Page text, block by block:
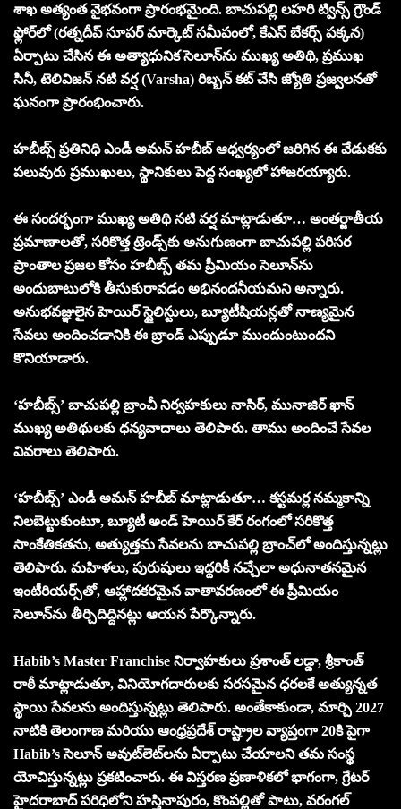
శాఖ అత్యంత వైభవంగా ప్రారంభమైంది. బాచుపల్లి లహరి ట్విన్స్ గ్రౌండ్
ఫ్లోర్‌లో (రత్నదీప్ సూపర్ మార్కెట్ సమీపంలో, కేఎస్ బేకర్స్ పక్కన)
ఏర్పాటు చేసిన ఈ అత్యాధునిక సెలూన్‌ను ముఖ్య అతిథి, ప్రముఖ
సినీ, టెలివిజన్ నటి వర్ష (Varsha) రిబ్బన్ కట్ చేసి జ్యోతి ప్రజ్వలనతో
ఘనంగా ప్రారంభించారు.
హబీబ్స్ ప్రతినిధి ఎండీ అమన్ హబీబ్ ఆధ్వర్యంలో జరిగిన ఈ వేడుకకు
పలువురు ప్రముఖులు, స్థానికులు పెద్ద సంఖ్యలో హాజరయ్యారు.
ఈ సందర్భంగా ముఖ్య అతిథి నటి వర్ష మాట్లాడుతూ… అంతర్జాతీయ
ప్రమాణాలతో, సరికొత్త ట్రెండ్స్‌కు అనుగుణంగా బాచుపల్లి పరిసర
ప్రాంతాల ప్రజల కోసం హబీబ్స్ తమ ప్రీమియం సెలూన్‌ను
అందుబాటులోకి తీసుకురావడం అభినందనీయమని అన్నారు.
అనుభవజ్ఞులైన హెయిర్ స్టైలిస్టులు, బ్యూటీషియన్లతో నాణ్యమైన
సేవలు అందించడానికి ఈ బ్రాండ్ ఎప్పుడూ ముందుంటుందని
కొనియాడారు.
‘హబీబ్స్’ బాచుపల్లి బ్రాంచీ నిర్వ‌హ‌కులు నాసిర్, మునాజిర్ ఖాన్
ముఖ్య అతిథుల‌కు ధ‌న్య‌వాదాలు తెలిపారు. తాము అందించే సేవ‌ల
వివ‌రాలు తెలిపారు.
‘హబీబ్స్’ ఎండీ అమన్ హబీబ్ మాట్లాడుతూ… కస్టమర్ల నమ్మకాన్ని
నిలబెట్టుకుంటూ, బ్యూటీ అండ్ హెయిర్ కేర్ రంగంలో సరికొత్త
సాంకేతికతను, అత్యుత్తమ సేవలను బాచుపల్లి బ్రాంచ్‌లో అందిస్తున్నట్లు
తెలిపారు. మహిళలు, పురుషులు ఇద్దరికీ నచ్చేలా అధునాతనమైన
ఇంటీరియర్స్‌తో, ఆహ్లాదకరమైన వాతావరణంలో ఈ ప్రీమియం
సెలూన్‌ను తీర్చిదిద్దినట్లు ఆయన పేర్కొన్నారు.
Habib’s Master Franchise నిర్వాహకులు ప్రశాంత్ లడ్డా, శ్రీకాంత్
రాఠీ మాట్లాడుతూ, వినియోగదారులకు స‌ర‌స‌మైన ధరలకే అత్యున్నత
స్థాయి సేవలను అందిస్తున్నట్లు తెలిపారు. అంతేకాకుండా, మార్చి 2027
నాటికి తెలంగాణ మరియు ఆంధ్రప్రదేశ్ రాష్ట్రాల వ్యాప్తంగా 20కి పైగా
Habib’s సెలూన్ అవుట్‌లెట్‌లను ఏర్పాటు చేయాలని తమ సంస్థ
యోచిస్తున్నట్లు ప్రకటించారు. ఈ విస్తరణ ప్రణాళికలో భాగంగా, గ్రేటర్
హైదరాబాద్ పరిధిలోని హస్తినాపురం, కొంపల్లితో పాటు, వరంగల్